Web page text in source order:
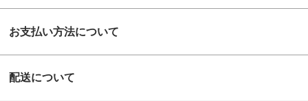
お支払い方法について
配送について